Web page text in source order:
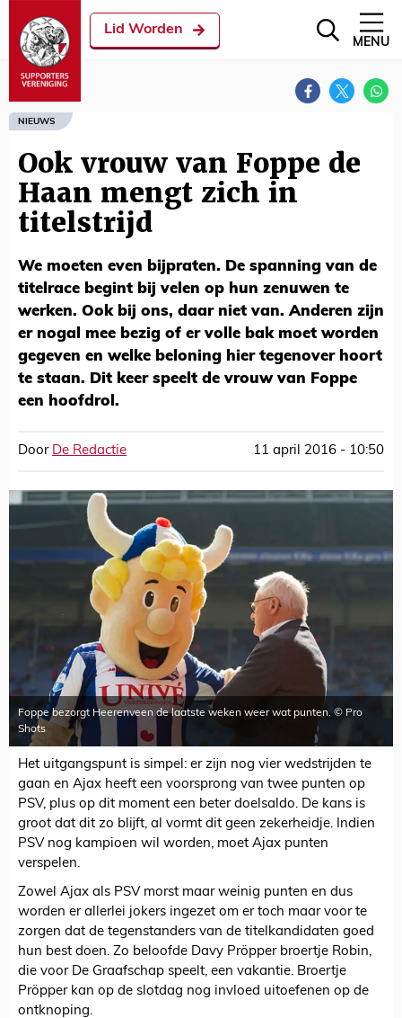
Lid Worden
MENU
NIEUWS
Ook vrouw van Foppe de
Haan mengt zich in
titelstrijd
We moeten even bijpraten. De spanning van de
titelrace begint bij velen op hun zenuwen te
werken. Ook bij ons, daar niet van. Anderen zijn
er nogal mee bezig of er volle bak moet worden
gegeven en welke beloning hier tegenover hoort
te staan. Dit keer speelt de vrouw van Foppe
een hoofdrol.
Door De Redactie 11 april 2016 - 10:50
Foppe bezorgt Heerenveen de laatste weken weer wat punten. © Pro
Shots
Het uitgangspunt is simpel: er zijn nog vier wedstrijden te
gaan en Ajax heeft een voorsprong van twee punten op
PSV, plus op dit moment een beter doelsaldo. De kans is
groot dat dit zo blijft, al vormt dit geen zekerheidje. Indien
PSV nog kampioen wil worden, moet Ajax punten
verspelen.
Zowel Ajax als PSV morst maar weinig punten en dus
worden er allerlei jokers ingezet om er toch maar voor te
zorgen dat de tegenstanders van de titelkandidaten goed
hun best doen. Zo beloofde Davy Pröpper broertje Robin,
die voor De Graafschap speelt, een vakantie. Broertje
Pröpper kan op de slotdag nog invloed uitoefenen op de
ontknoping.